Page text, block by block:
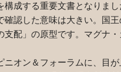
構成する重要文書となりま
認した意味は大きい。国
支配」の原型です。マグナ
オン＆フォーラムに、目